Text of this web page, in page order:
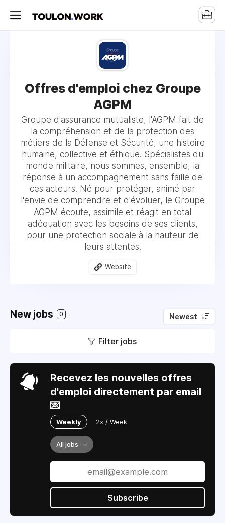
Offres d'emploi chez Groupe
AGPM
Groupe d'assurance mutualiste, l'AGPM fait de
la compréhension et de la protection des
métiers de la Défense et Sécurité, une histoire
humaine, collective et éthique. Spécialistes du
monde militaire, nous sommes, ensemble, la
réponse à un accompagnement sans faille de
ces acteurs. Né pour protéger, animé par
l'envie de comprendre et d'évoluer, le Groupe
AGPM écoute, assimile et réagit en total
adéquation avec les besoins de ses clients,
pour une protection sociale à la hauteur de
leurs attentes.
Website
New jobs 0 Newest
Filter jobs
Recevez les nouvelles offres
d'emploi directement par email
💌
Weekly 2x / Week
All jobs
Subscribe